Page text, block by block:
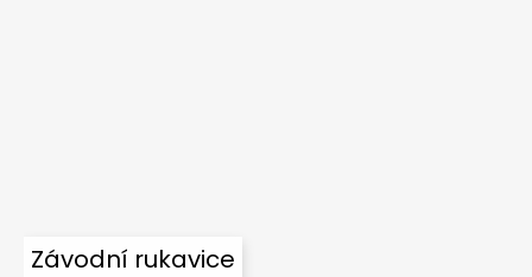
Závodní rukavice